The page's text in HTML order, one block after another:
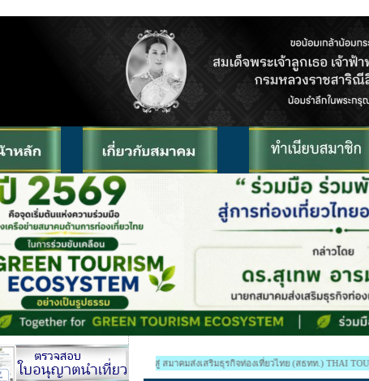
ยินดีต้อนรับสู่ สมาคมส่งเสริมธุรกิจท่องเที่ยวไทย (สธทท.) THAI TOURISM PROMOTION